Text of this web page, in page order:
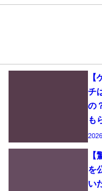
【
チ
の
も
【
を
い